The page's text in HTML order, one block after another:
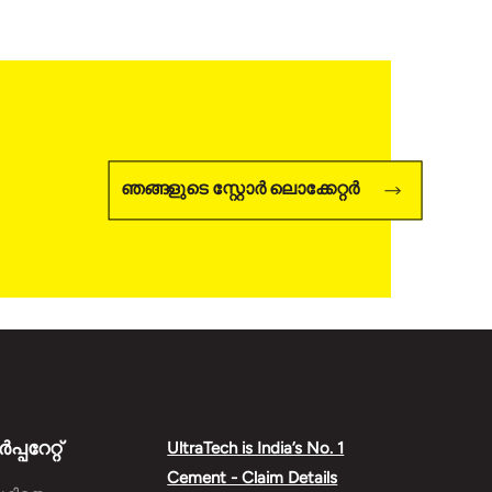
ഞങ്ങളുടെ സ്റ്റോർ ലൊക്കേറ്റർ
UltraTech is India’s No. 1
Cement - Claim Details